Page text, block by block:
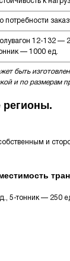
потребности
12-132 —
— 1000 ед.
быть
и по размерам
регионы.
и
5-тонник — 250